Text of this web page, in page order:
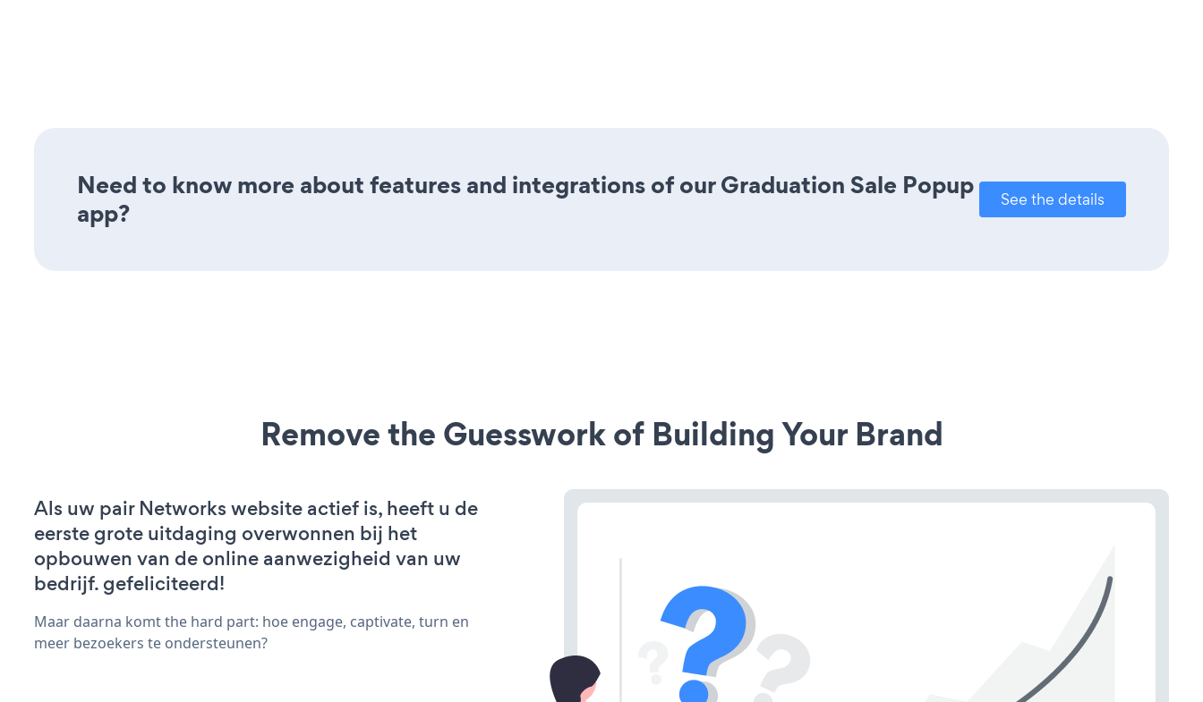
Need to know more about features and integrations of our Graduation Sale Popup
app?
See the details
Remove the Guesswork of Building Your Brand
Als uw pair Networks website actief is, heeft u de
eerste grote uitdaging overwonnen bij het
opbouwen van de online aanwezigheid van uw
bedrijf. gefeliciteerd!
Maar daarna komt the hard part: hoe engage, captivate, turn en
meer bezoekers te ondersteunen?